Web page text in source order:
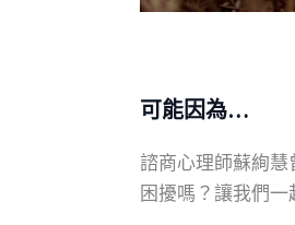
可能因為…
諮商心理師蘇絢
困擾嗎？讓我們